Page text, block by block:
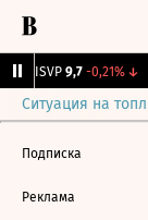
BISVP 9,7 -0,21%↓
Ситуация на
Подписка
Реклама